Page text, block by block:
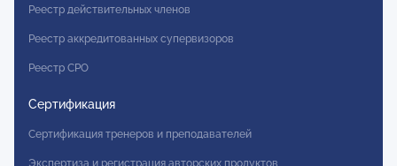
Реестр действительных членов
Реестр аккредитованных супервизоров
Реестр СРО
Сертификация
Сертификация тренеров и преподавателей
Экспертиза и регистрация авторских продуктов